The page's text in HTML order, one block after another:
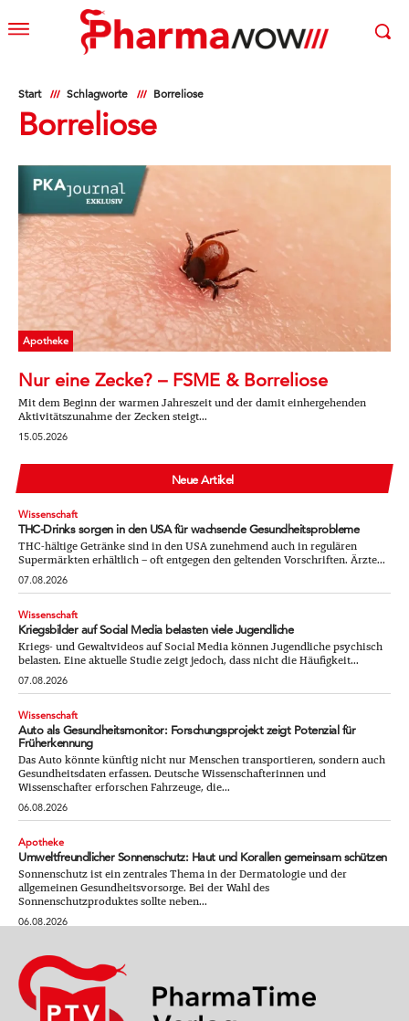
Start Schlagworte Borreliose
Borreliose
Apotheke
Nur eine Zecke? – FSME & Borreliose
Mit dem Beginn der warmen Jahreszeit und der damit einhergehenden
Aktivitätszunahme der Zecken steigt...
15.05.2026
Neue Artikel
Wissenschaft
THC-Drinks sorgen in den USA für wachsende Gesundheitsprobleme
THC-hältige Getränke sind in den USA zunehmend auch in regulären
Supermärkten erhältlich – oft entgegen den geltenden Vorschriften. Ärzte...
07.08.2026
Wissenschaft
Kriegsbilder auf Social Media belasten viele Jugendliche
Kriegs- und Gewaltvideos auf Social Media können Jugendliche psychisch
belasten. Eine aktuelle Studie zeigt jedoch, dass nicht die Häufigkeit...
07.08.2026
Wissenschaft
Auto als Gesundheitsmonitor: Forschungsprojekt zeigt Potenzial für
Früherkennung
Das Auto könnte künftig nicht nur Menschen transportieren, sondern auch
Gesundheitsdaten erfassen. Deutsche Wissenschafterinnen und
Wissenschafter erforschen Fahrzeuge, die...
06.08.2026
Apotheke
Umweltfreundlicher Sonnenschutz: Haut und Korallen gemeinsam schützen
Sonnenschutz ist ein zentrales Thema in der Dermatologie und der
allgemeinen Gesundheitsvorsorge. Bei der Wahl des
Sonnenschutzproduktes sollte neben...
06.08.2026